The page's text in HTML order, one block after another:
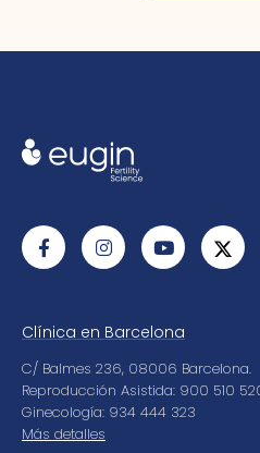
Clínica en Barcelona
C/ Balmes 236, 08006 Barcelona.
Reproducción Asistida: 900 510
Ginecología: 934 444 323
Más detalles